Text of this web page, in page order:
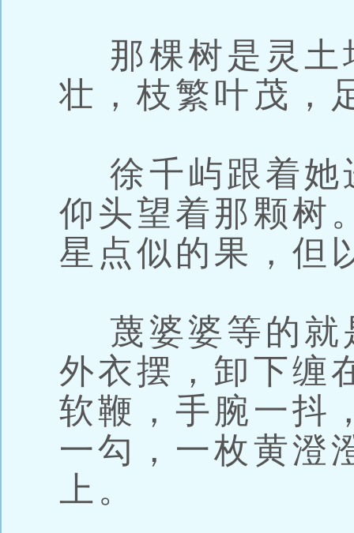
那棵树是灵土
壮，枝繁叶茂，
徐千屿跟着她
仰头望着那颗树
星点似的果，但
蔑婆婆等的就
外衣摆，卸下缠
软鞭，手腕一抖
一勾，一枚黄澄
上。